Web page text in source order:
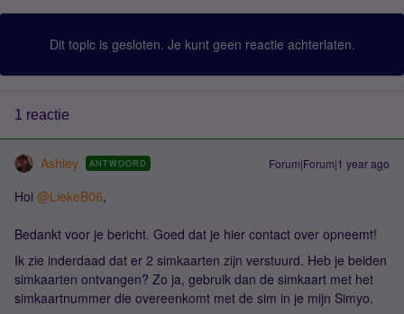
Dit topic is gesloten. Je kunt geen reactie achterlaten.
1 reactie
Ashley ANTWOORD Forum|Forum|1 year ago
Hoi @LiekeB06,
Bedankt voor je bericht. Goed dat je hier contact over opneemt!
Ik zie inderdaad dat er 2 simkaarten zijn verstuurd. Heb je beiden
simkaarten ontvangen? Zo ja, gebruik dan de simkaart met het
simkaartnummer die overeenkomt met de sim in je mijn Simyo.